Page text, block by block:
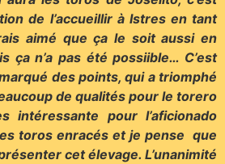
de l’accueillir à Istres en tant
aimé que ça le soit aussi en
ça n’a pas été possiible… C’est
des points, qui a triomphé
de qualités pour le torero
intéressante pour l’aficionado
toros enracés et je pense que
cet élevage. L’unanimité